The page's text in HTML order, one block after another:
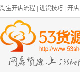
淘宝开店流程 进货技巧 开